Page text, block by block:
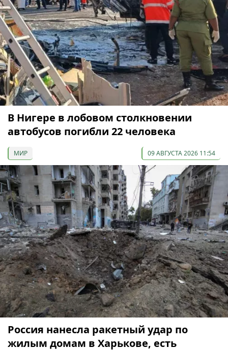
В Нигере в лобовом столкновении
автобусов погибли 22 человека
МИР 09 АВГУСТА 2026 11:54
Россия нанесла ракетный удар по
жилым домам в Харькове, есть